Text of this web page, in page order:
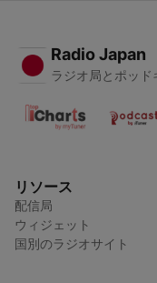
Radio Japan
ラジオ局とポッド
リソース
配信局
ウィジェット
国別のラジオサイト